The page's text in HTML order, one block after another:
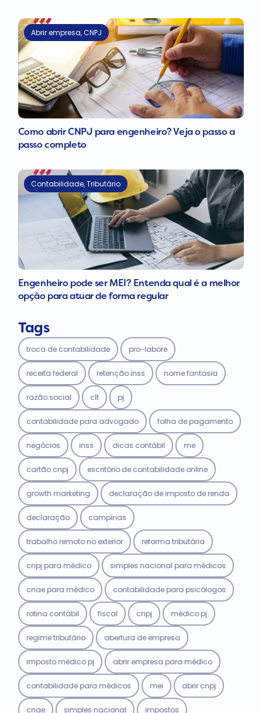
Abrir empresa,CNPJ
Como abrir CNPJ para engenheiro? Veja o passo a
passo completo
Contabilidade,Tributário
Engenheiro pode ser MEI? Entenda qual é a melhor
opção para atuar de forma regular
Tags
troca de contabilidade pro-labore
receita federal retenção inss nome fantasia
razão social clt pj
contabilidade para advogado folha de pagamento
negócios inss dicas contábil me
cartão cnpj escritório de contabilidade online
growth marketing declaração de imposto de renda
declaração campinas
trabalho remoto no exterior reforma tributária
cnpj para médico simples nacional para médicos
cnae para médico contabilidade para psicólogos
rotina contábil fiscal cnpj médico pj
regime tributário abertura de empresa
imposto médico pj abrir empresa para médico
contabilidade para médicos mei abrir cnpj
cnae simples nacional impostos